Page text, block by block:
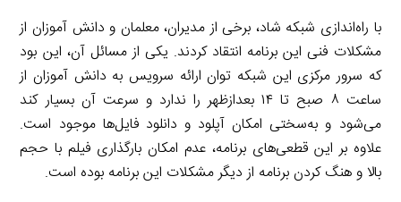
با راه‌اندازی شبکه شاد، برخی از مدیران، معلمان و دانش آموزان از
مشکلات فنی این برنامه انتقاد کردند. یکی از مسائل آن، این بود
که سرور مرکزی این شبکه توان ارائه سرویس به دانش آموزان از
ساعت ۸ صبح تا ۱۴ بعدازظهر را ندارد و سرعت آن بسیار کند
می‌شود و به‌سختی امکان آپلود و دانلود فایل‌ها موجود است.
علاوه بر این قطعی‌های برنامه، عدم امکان بارگذاری فیلم با حجم
بالا و هنگ کردن برنامه از دیگر مشکلات این برنامه بوده است.